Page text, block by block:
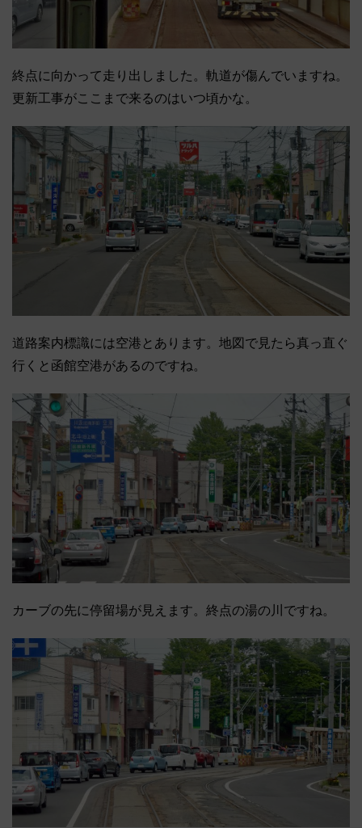
終点に向かって走り出しました。軌道が傷んでいますね。
更新工事がここまで来るのはいつ頃かな。
道路案内標識には空港とあります。地図で見たら真っ直ぐ
行くと函館空港があるのですね。
カーブの先に停留場が見えます。終点の湯の川ですね。